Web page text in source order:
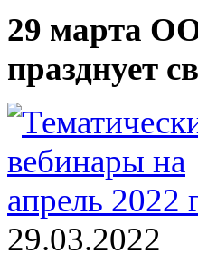
29 марта
празднует
29.03.2022